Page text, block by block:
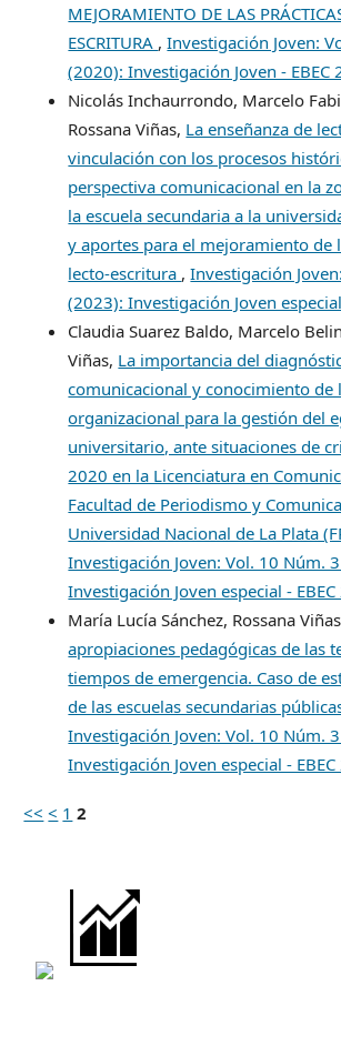
MEJORAMIENTO DE LAS
ESCRITURA ,Investigación Joven:
(2020): Investigación Joven - EBEC
Nicolás Inchaurrondo, Marcelo
Rossana Viñas, La enseñanza de
vinculación con los procesos
perspectiva comunicacional en la
la escuela secundaria a la
y aportes para el mejoramiento de
lecto-escritura ,Investigación
(2023): Investigación Joven
Claudia Suarez Baldo, Marcelo
Viñas, La importancia del
comunicacional y conocimiento de
organizacional para la gestión del
universitario, ante situaciones de
2020 en la Licenciatura en
Facultad de Periodismo y
Universidad Nacional de La Plata
Investigación Joven: Vol. 10 Núm.
Investigación Joven especial -
María Lucía Sánchez, Rossana
apropiaciones pedagógicas de las
tiempos de emergencia. Caso de
de las escuelas secundarias
Investigación Joven: Vol. 10 Núm.
Investigación Joven especial -
<< < 1 2